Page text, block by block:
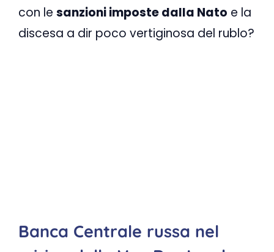
con le sanzioni imposte dalla Nato e la
discesa a dir poco vertiginosa del rublo?
Banca Centrale russa nel